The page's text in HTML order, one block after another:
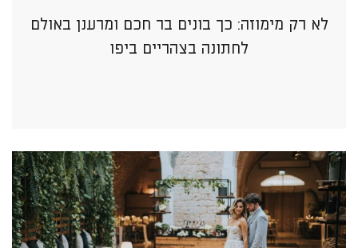
לא רק מימוזה: כך בונים בר חכם ומרענן באולם
לחתונה בצהריים ביפו